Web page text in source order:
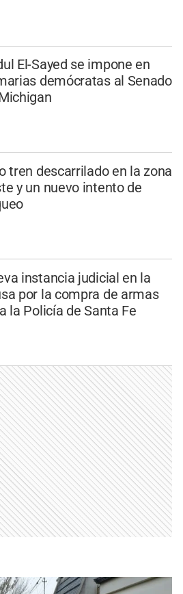
El-Sayed se impone en
demócratas al Senado
tren descarrilado en la zona
y un nuevo intento de
instancia judicial en la
por la compra de armas
la Policía de Santa Fe